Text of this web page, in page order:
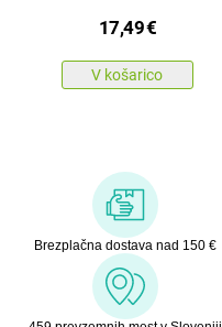
17,49€
V košarico
Brezplačna dostava nad 150 €